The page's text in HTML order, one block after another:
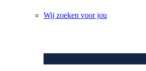
Wij zoeken voor jou